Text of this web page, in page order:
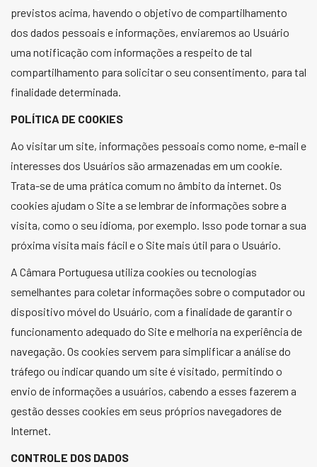
previstos acima, havendo o objetivo de compartilhamento
dos dados pessoais e informações, enviaremos ao Usuário
uma notificação com informações a respeito de tal
compartilhamento para solicitar o seu consentimento, para tal
finalidade determinada.
POLÍTICA DE COOKIES
Ao visitar um site, informações pessoais como nome, e-mail e
interesses dos Usuários são armazenadas em um cookie.
Trata-se de uma prática comum no âmbito da internet. Os
cookies ajudam o Site a se lembrar de informações sobre a
visita, como o seu idioma, por exemplo. Isso pode tornar a sua
próxima visita mais fácil e o Site mais útil para o Usuário.
A Câmara Portuguesa utiliza cookies ou tecnologias
semelhantes para coletar informações sobre o computador ou
dispositivo móvel do Usuário, com a finalidade de garantir o
funcionamento adequado do Site e melhoria na experiência de
navegação. Os cookies servem para simplificar a análise do
tráfego ou indicar quando um site é visitado, permitindo o
envio de informações a usuários, cabendo a esses fazerem a
gestão desses cookies em seus próprios navegadores de
Internet.
CONTROLE DOS DADOS